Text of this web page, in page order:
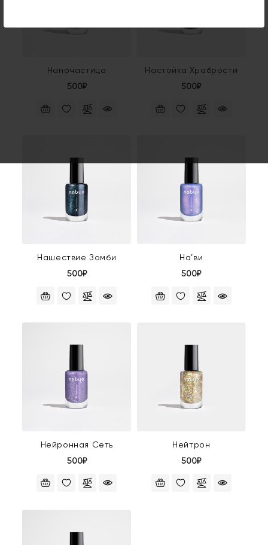
Наночастица
500₽
Настойка Храбрости
500₽
Нашествие Зомби
500₽
На’ви
500₽
Нейронная Сеть
500₽
Нейтрон
500₽